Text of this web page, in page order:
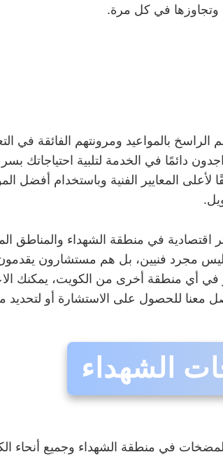
وتجاوزها في كل مرة.
بالمواعيد ومرونتهم الفائقة في
دائمًا في الخدمة لتلبية احتياجاتك
المعايير الفنية وباستخدام أفضل
اقتصادية في منطقة الشهداء
ليس مجرد فنيين، بل هم مستشارون
أي منطقة أخرى من الكويت، يمكنك
معنا للحصول على الاستشارة أو لتحديد
الشهداء
في منطقة الشهداء وجميع أنحاء